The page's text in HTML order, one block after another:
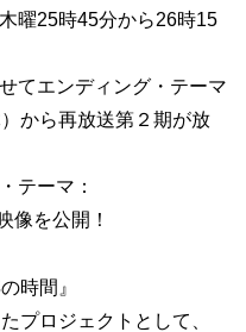
曜25時45分から26時15
てエンディング・テーマ
から再放送第２期が放
テーマ：
像を公開！
時間』
プロジェクトとして、